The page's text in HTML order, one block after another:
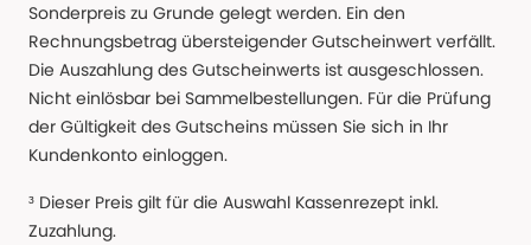
Sonderpreis zu Grunde gelegt werden. Ein den
Rechnungsbetrag übersteigender Gutscheinwert verfällt.
Die Auszahlung des Gutscheinwerts ist ausgeschlossen.
Nicht einlösbar bei Sammelbestellungen. Für die Prüfung
der Gültigkeit des Gutscheins müssen Sie sich in Ihr
Kundenkonto einloggen.
³ Dieser Preis gilt für die Auswahl Kassenrezept inkl.
Zuzahlung.